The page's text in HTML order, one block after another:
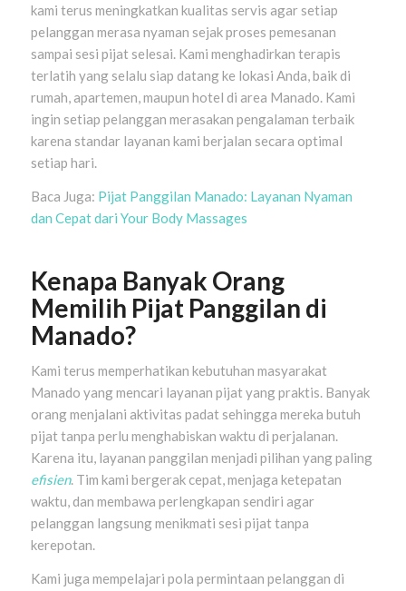
kami terus meningkatkan kualitas servis agar setiap
pelanggan merasa nyaman sejak proses pemesanan
sampai sesi pijat selesai. Kami menghadirkan terapis
terlatih yang selalu siap datang ke lokasi Anda, baik di
rumah, apartemen, maupun hotel di area Manado. Kami
ingin setiap pelanggan merasakan pengalaman terbaik
karena standar layanan kami berjalan secara optimal
setiap hari.
Baca Juga: Pijat Panggilan Manado: Layanan Nyaman
dan Cepat dari Your Body Massages
Kenapa Banyak Orang
Memilih Pijat Panggilan di
Manado?
Kami terus memperhatikan kebutuhan masyarakat
Manado yang mencari layanan pijat yang praktis. Banyak
orang menjalani aktivitas padat sehingga mereka butuh
pijat tanpa perlu menghabiskan waktu di perjalanan.
Karena itu, layanan panggilan menjadi pilihan yang paling
efisien. Tim kami bergerak cepat, menjaga ketepatan
waktu, dan membawa perlengkapan sendiri agar
pelanggan langsung menikmati sesi pijat tanpa
kerepotan.
Kami juga mempelajari pola permintaan pelanggan di